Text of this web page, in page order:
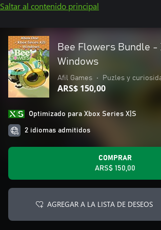
Saltar al contenido principal
Bee Flowers Bundle -
Windows
Afil Games • Puzles y
ARS$ 150,00
Optimizado para Xbox Series X|S
2 idiomas admitidos
COMPRAR
ARS$ 150,00
AGREGAR A LA LISTA DE DESEOS